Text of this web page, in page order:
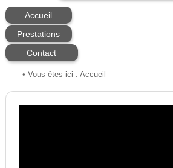
Accueil
Prestations
Contact
• Vous êtes ici : Accueil